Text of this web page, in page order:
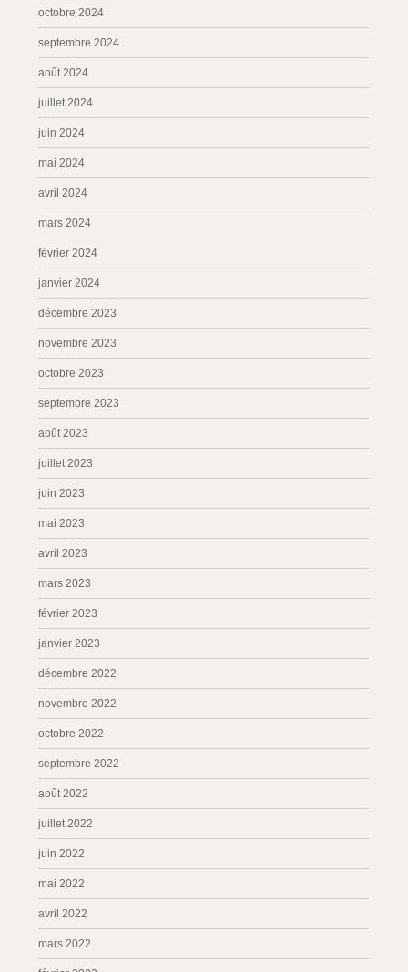
octobre 2024
septembre 2024
août 2024
juillet 2024
juin 2024
mai 2024
avril 2024
mars 2024
février 2024
janvier 2024
décembre 2023
novembre 2023
octobre 2023
septembre 2023
août 2023
juillet 2023
juin 2023
mai 2023
avril 2023
mars 2023
février 2023
janvier 2023
décembre 2022
novembre 2022
octobre 2022
septembre 2022
août 2022
juillet 2022
juin 2022
mai 2022
avril 2022
mars 2022